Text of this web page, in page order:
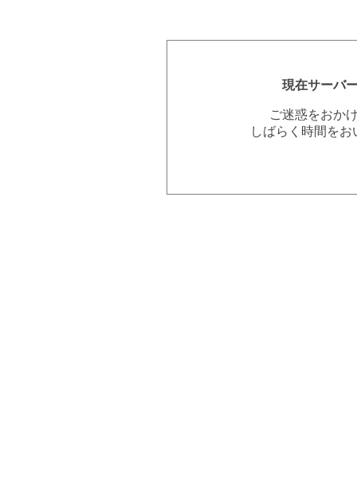
現在サーバ
ご迷惑をおか
しばらく時間を